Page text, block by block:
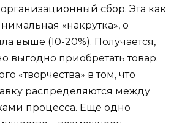
организационный сбор. Эта как
«накрутка», о
выше (10-20%). Получается,
выгодно приобретать товар.
«творчества» в том, что
распределяются между
процесса. Еще одно